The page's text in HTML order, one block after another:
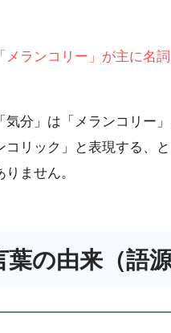
「メランコリー」が主に名
気分」は「メランコリー
コリック」と表現する、
ません。
葉の由来（語